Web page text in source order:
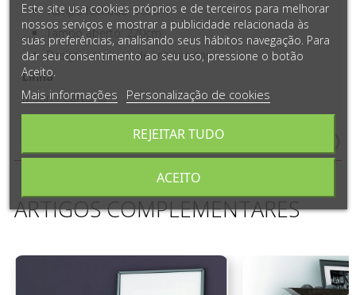
Tampo fechado: 160cm
Tampo aberto: 220cm
Design simples e de linhas retas
Linha
Moon - Carvalho
Medidas e Detalhes do Produto
ARTIGOS COMPLEMENTARES
Este site usa cookies próprios e de terceiros para melhorar
nossos serviços e mostrar a publicidade relacionada às
suas preferências, analisando seus hábitos navegação. Para
dar seu consentimento ao seu uso, pressione o botão
Aceito.
Mais informações Personalização de cookies
REJEITAR TUDO
ACEITO